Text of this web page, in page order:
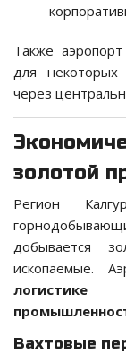
Также
для
через
золотой
Регион
добывается
ископаемые.
Вахтовые